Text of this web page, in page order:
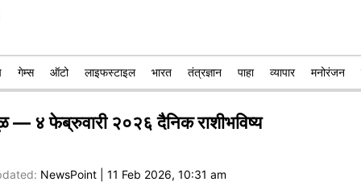
गेम्स ऑटो लाइफस्टाइल भारत तंत्रज्ञान पाहा व्यापार मनोरंजन
— ४ फेब्रुवारी २०२६ दैनिक राशीभविष्य
NewsPoint 11 Feb 2026, 10:31 am